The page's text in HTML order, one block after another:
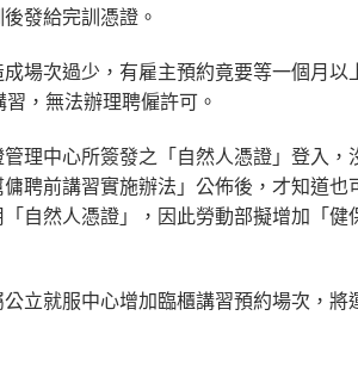
發給完訓憑證。
場次過少，有雇主預約竟要等一個月以
，無法辦理聘僱許可。
理中心所簽發之「自然人憑證」登入，
聘前講習實施辦法」公佈後，才知道也
自然人憑證」，因此勞動部擬增加「健
立就服中心增加臨櫃講習預約場次，將